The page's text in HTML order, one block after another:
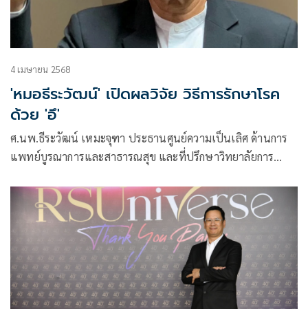
4 เมษายน 2568
'หมอธีระวัฒน์' เปิดผลวิจัย วิธีการรักษาโรค
ด้วย 'อึ'
ศ.นพ.ธีระวัฒน์ เหมะจุฑา ประธานศูนย์ความเป็นเลิศ ด้านการ
แพทย์บูรณาการและสาธารณสุข และที่ปรึกษาวิทยาลัยการ
ซบุ๊กว่า